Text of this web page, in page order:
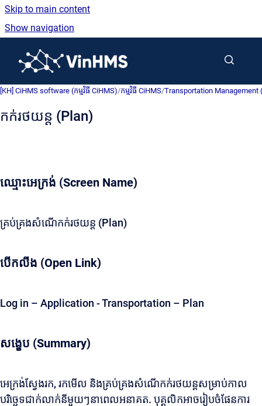
Skip to main content
Show navigation
[KH] CiHMS software (កម្មវិធី CiHMS)/កម្មវិធី CiHMS/Transportation Management
កក់រថយន្ត (Plan)
ឈ្មោះអេក្រង់ (Screen Name)
គ្រប់គ្រងសំណើកក់រថយន្ត (Plan)
បើកលីង (Open Link)
Log in – Application - Transportation – Plan
សង្ខេប (Summary)
អេក្រង់ស្វែងរក, រកមើល និងគ្រប់គ្រងសំណើកក់រថយន្តសម្រាប់កាល
បរិច្ឆេទជាក់លាក់នីមួយៗនាពេលអនាគត. បុគ្គលិកអាចរៀបចំផែនការ